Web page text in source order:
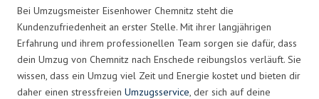
Bei Umzugsmeister Eisenhower Chemnitz steht die
Kundenzufriedenheit an erster Stelle. Mit ihrer langjährigen
Erfahrung und ihrem professionellen Team sorgen sie dafür, dass
dein Umzug von Chemnitz nach Enschede reibungslos verläuft. Sie
wissen, dass ein Umzug viel Zeit und Energie kostet und bieten dir
daher einen stressfreien Umzugsservice, der sich auf deine